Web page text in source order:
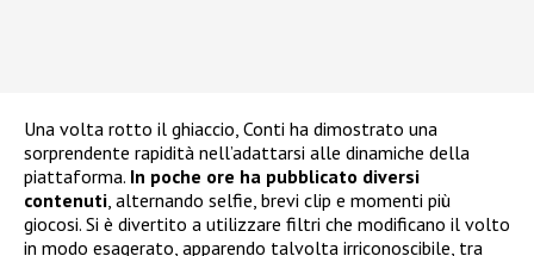
Una volta rotto il ghiaccio, Conti ha dimostrato una
sorprendente rapidità nell’adattarsi alle dinamiche della
piattaforma. In poche ore ha pubblicato diversi
contenuti, alternando selfie, brevi clip e momenti più
giocosi. Si è divertito a utilizzare filtri che modificano il volto
in modo esagerato, apparendo talvolta irriconoscibile, tra